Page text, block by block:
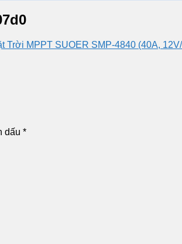
Trời MPPT SUOER SMP-4840 (40A,
dấu *